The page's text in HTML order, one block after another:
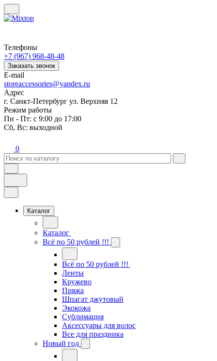
Телефоны
+7 (967) 968-48-48
Заказать звонок
E-mail
storeaccessories@yandex.ru
Адрес
г. Санкт-Петербург ул. Верхняя 12
Режим работы
Пн - Пт: с 9:00 до 17:00
Сб, Вс: выходной
0
Каталог
Каталог
Всё по 50 рублей !!!
Всё по 50 рублей !!!
Ленты
Кружево
Пряжа
Шпагат джутовый
Экокожа
Сублимация
Аксессуары для волос
Все для праздника
Новый год